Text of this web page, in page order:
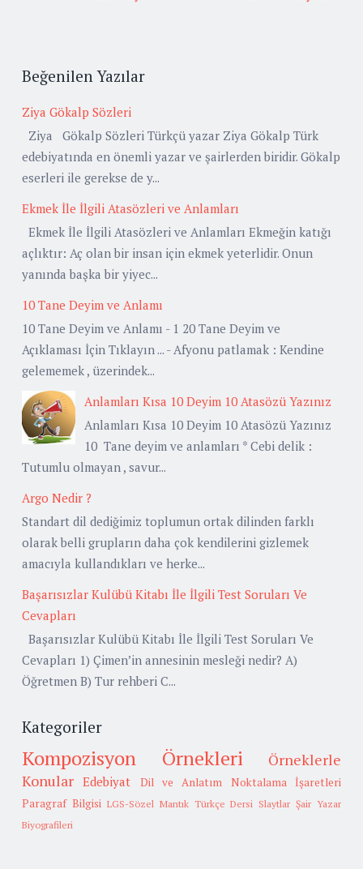
Beğenilen Yazılar
Ziya Gökalp Sözleri
Ziya Gökalp Sözleri Türkçü yazar Ziya Gökalp Türk
edebiyatında en önemli yazar ve şairlerden biridir. Gökalp
eserleri ile gerekse de y...
Ekmek İle İlgili Atasözleri ve Anlamları
Ekmek İle İlgili Atasözleri ve Anlamları Ekmeğin katığı
açlıktır: Aç olan bir insan için ekmek yeterlidir. Onun
yanında başka bir yiyec...
10 Tane Deyim ve Anlamı
10 Tane Deyim ve Anlamı - 1 20 Tane Deyim ve
Açıklaması İçin Tıklayın ... - Afyonu patlamak : Kendine
gelememek , üzerindek...
Anlamları Kısa 10 Deyim 10 Atasözü Yazınız
Anlamları Kısa 10 Deyim 10 Atasözü Yazınız
10 Tane deyim ve anlamları * Cebi delik :
Tutumlu olmayan , savur...
Argo Nedir ?
Standart dil dediğimiz toplumun ortak dilinden farklı
olarak belli grupların daha çok kendilerini gizlemek
amacıyla kullandıkları ve herke...
Başarısızlar Kulübü Kitabı İle İlgili Test Soruları Ve
Cevapları
Başarısızlar Kulübü Kitabı İle İlgili Test Soruları Ve
Cevapları 1) Çimen’in annesinin mesleği nedir? A)
Öğretmen B) Tur rehberi C...
Kategoriler
Kompozisyon Örnekleri
Örneklerle
Konular Edebiyat Dil ve Anlatım
Noktalama İşaretleri
Paragraf Bilgisi LGS-Sözel Mantık Türkçe Dersi Slaytlar Şair Yazar
Biyografileri